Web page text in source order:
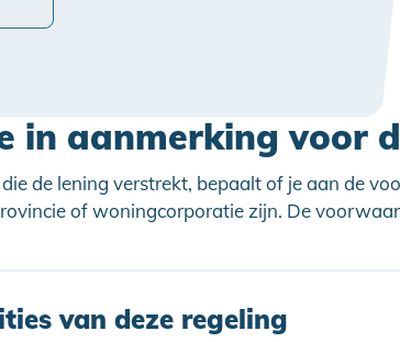
in aanmerking voor
de lening verstrekt, bepaalt of je aan de
of woningcorporatie zijn. De
van deze regeling